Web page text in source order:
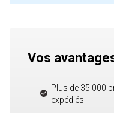
Vos
Plus de 35 000
expédiés